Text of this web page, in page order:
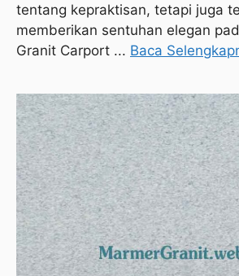
tentang kepraktisan, tetapi juga
memberikan sentuhan elegan
Granit Carport ... Baca